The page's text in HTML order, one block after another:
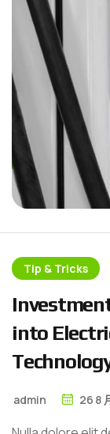
Tip & Tricks
Investmen
into Electri
Technolog
admin 26 8